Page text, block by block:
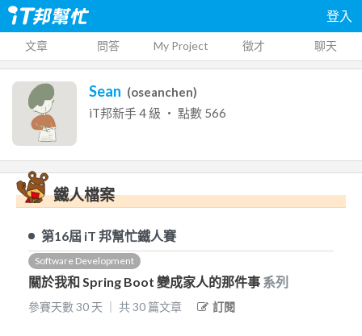
登入
文章 問答 My Project 徵才 聊天
Sean (oseanchen)
iT邦新手4 級 ‧ 點數 566
鐵人檔案
第16屆 iT 邦幫忙鐵人賽
Software Development
關於我和 Spring Boot 變成家人的那件事 系列
參賽天數30 天 共30 篇文章 訂閱